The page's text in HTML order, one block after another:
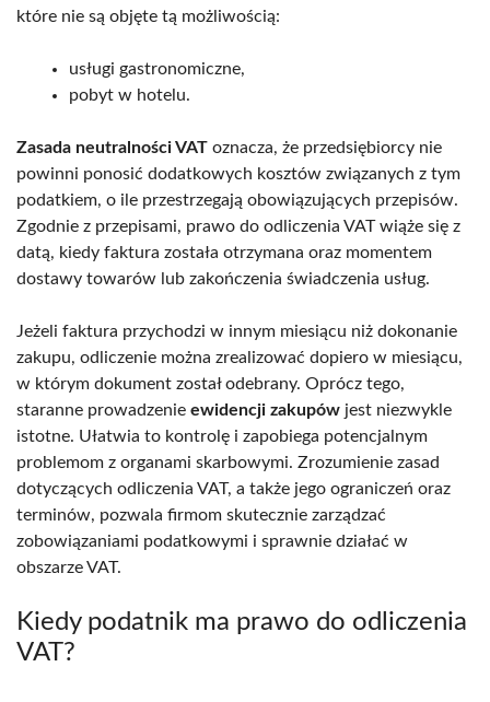
które nie są objęte tą możliwością:
usługi gastronomiczne,
pobyt w hotelu.
Zasada neutralności VAT oznacza, że przedsiębiorcy nie
powinni ponosić dodatkowych kosztów związanych z tym
podatkiem, o ile przestrzegają obowiązujących przepisów.
Zgodnie z przepisami, prawo do odliczenia VAT wiąże się z
datą, kiedy faktura została otrzymana oraz momentem
dostawy towarów lub zakończenia świadczenia usług.
Jeżeli faktura przychodzi w innym miesiącu niż dokonanie
zakupu, odliczenie można zrealizować dopiero w miesiącu,
w którym dokument został odebrany. Oprócz tego,
staranne prowadzenie ewidencji zakupów jest niezwykle
istotne. Ułatwia to kontrolę i zapobiega potencjalnym
problemom z organami skarbowymi. Zrozumienie zasad
dotyczących odliczenia VAT, a także jego ograniczeń oraz
terminów, pozwala firmom skutecznie zarządzać
zobowiązaniami podatkowymi i sprawnie działać w
obszarze VAT.
Kiedy podatnik ma prawo do odliczenia
VAT?